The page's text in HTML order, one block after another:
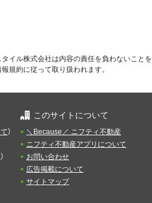
イル株式会社は内容の責任を負わないことを
規約に従って取り扱われます。
）
）
このサイトについて
＼Because／ ニフティ不動産
ニフティ不動産アプリについて
お問い合わせ
広告掲載について
サイトマップ